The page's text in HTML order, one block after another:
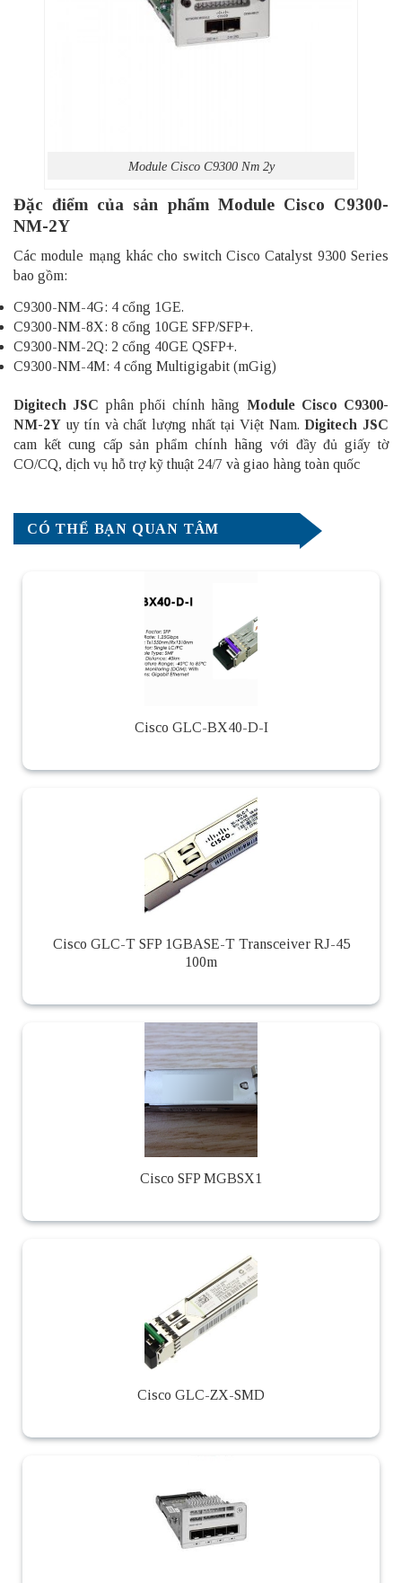
Module Cisco C9300 Nm 2y
Đặc điểm của sản phẩm Module Cisco C9300-
NM-2Y
Các module mạng khác cho switch Cisco Catalyst 9300 Series
bao gồm:
C9300-NM-4G: 4 cổng 1GE.
C9300-NM-8X: 8 cổng 10GE SFP/SFP+.
C9300-NM-2Q: 2 cổng 40GE QSFP+.
C9300-NM-4M: 4 cổng Multigigabit (mGig)
Digitech JSC phân phối chính hãng Module Cisco C9300-
NM-2Y uy tín và chất lượng nhất tại Việt Nam.Digitech JSC
cam kết cung cấp sản phẩm chính hãng với đầy đủ giấy tờ
CO/CQ, dịch vụ hỗ trợ kỹ thuật 24/7 và giao hàng toàn quốc
CÓ THỂ BẠN QUAN TÂM
Cisco GLC-BX40-D-I
Cisco GLC-T SFP 1GBASE-T Transceiver RJ-45
100m
Cisco SFP MGBSX1
Cisco GLC-ZX-SMD